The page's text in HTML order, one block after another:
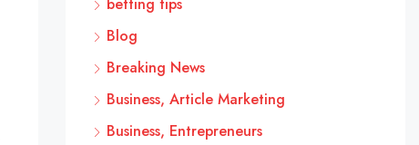
Blog
Breaking News
Business, Article Marketing
Business, Entrepreneurs